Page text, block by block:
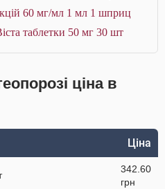
60 мг/мл 1 мл 1 шприц
таблетки 50 мг 30 шт
ціна в
Ціна
342.60
грн